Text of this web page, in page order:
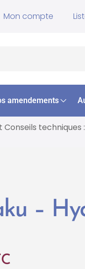
Mon compte
amendements
Conseils techniques :
–